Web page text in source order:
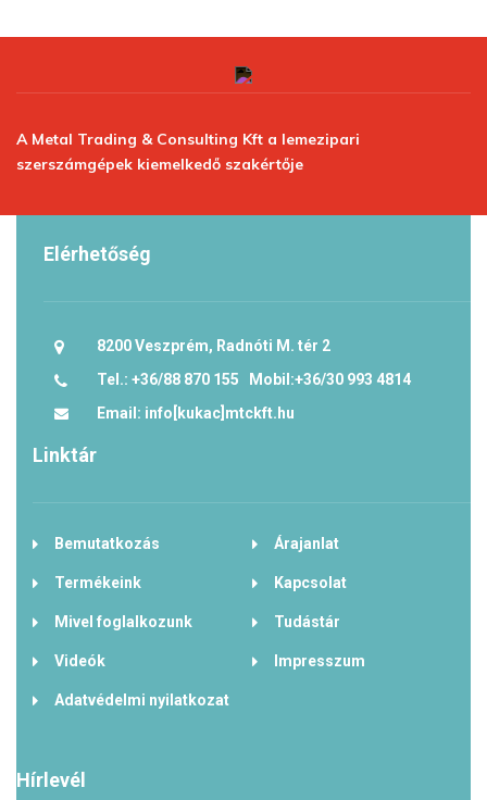
A Metal Trading & Consulting Kft a lemezipari
szerszámgépek kiemelkedő szakértője
Elérhetőség
8200 Veszprém, Radnóti M. tér 2
Tel.: +36/88 870 155 Mobil:+36/30 993 4814
Email: info[kukac]mtckft.hu
Linktár
Bemutatkozás Árajanlat
Termékeink Kapcsolat
Mivel foglalkozunk Tudástár
Videók Impresszum
Adatvédelmi nyilatkozat
Hírlevél